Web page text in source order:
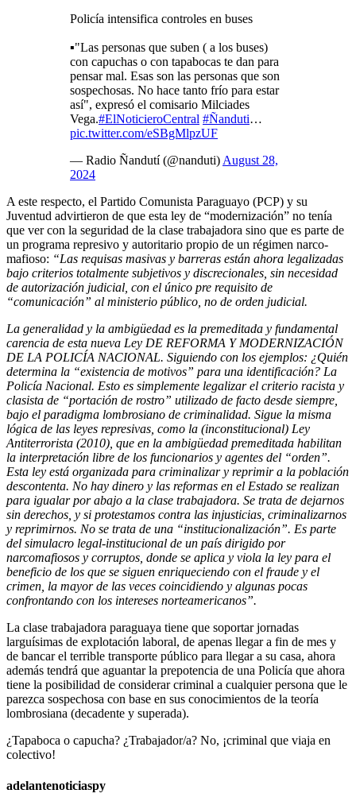
Policía intensifica controles en buses
▪️"Las personas que suben ( a los buses)
con capuchas o con tapabocas te dan para
pensar mal. Esas son las personas que son
sospechosas. No hace tanto frío para estar
así", expresó el comisario Milciades
Vega.#ElNoticieroCentral #Ñanduti…
pic.twitter.com/eSBgMlpzUF
— Radio Ñandutí (@nanduti) August 28,
2024
A este respecto, el Partido Comunista Paraguayo (PCP) y su
Juventud advirtieron de que esta ley de “modernización” no tenía
que ver con la seguridad de la clase trabajadora sino que es parte de
un programa represivo y autoritario propio de un régimen narco-
mafioso: “Las requisas masivas y barreras están ahora legalizadas
bajo criterios totalmente subjetivos y discrecionales, sin necesidad
de autorización judicial, con el único pre requisito de
“comunicación” al ministerio público, no de orden judicial.
La generalidad y la ambigüedad es la premeditada y fundamental
carencia de esta nueva Ley DE REFORMA Y MODERNIZACIÓN
DE LA POLICÍA NACIONAL. Siguiendo con los ejemplos: ¿Quién
determina la “existencia de motivos” para una identificación? La
Policía Nacional. Esto es simplemente legalizar el criterio racista y
clasista de “portación de rostro” utilizado de facto desde siempre,
bajo el paradigma lombrosiano de criminalidad. Sigue la misma
lógica de las leyes represivas, como la (inconstitucional) Ley
Antiterrorista (2010), que en la ambigüedad premeditada habilitan
la interpretación libre de los funcionarios y agentes del “orden”.
Esta ley está organizada para criminalizar y reprimir a la población
descontenta. No hay dinero y las reformas en el Estado se realizan
para igualar por abajo a la clase trabajadora. Se trata de dejarnos
sin derechos, y si protestamos contra las injusticias, criminalizarnos
y reprimirnos. No se trata de una “institucionalización”. Es parte
del simulacro legal-institucional de un país dirigido por
narcomafiosos y corruptos, donde se aplica y viola la ley para el
beneficio de los que se siguen enriqueciendo con el fraude y el
crimen, la mayor de las veces coincidiendo y algunas pocas
confrontando con los intereses norteamericanos”.
La clase trabajadora paraguaya tiene que soportar jornadas
larguísimas de explotación laboral, de apenas llegar a fin de mes y
de bancar el terrible transporte público para llegar a su casa, ahora
además tendrá que aguantar la prepotencia de una Policía que ahora
tiene la posibilidad de considerar criminal a cualquier persona que le
parezca sospechosa con base en sus conocimientos de la teoría
lombrosiana (decadente y superada).
¿Tapaboca o capucha? ¿Trabajador/a? No, ¡criminal que viaja en
colectivo!
adelantenoticiaspy